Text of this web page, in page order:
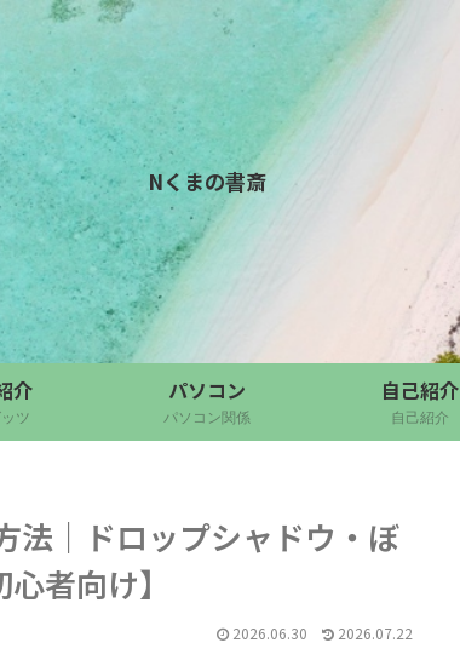
Nくまの書斎
介
ツ
パソコン
パソコン関係
自己紹介
自己紹介
法｜ドロップシャドウ・ぼ
者向け】
2026.06.30 2026.07.22